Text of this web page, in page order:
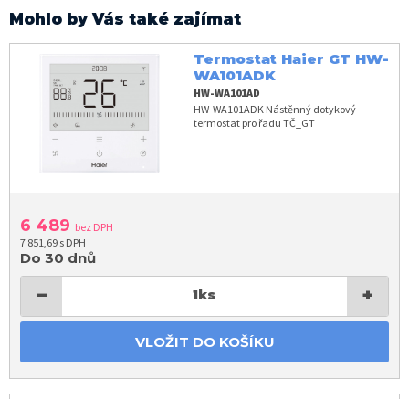
Mohlo by Vás také zajímat
Termostat Haier GT HW-
WA101ADK
HW-WA101AD
HW-WA101ADK Nástěnný dotykový
termostat pro řadu TČ_GT
6 489 bez DPH
7 851,69 s DPH
Do 30 dnů
− 1ks +
VLOŽIT DO KOŠÍKU